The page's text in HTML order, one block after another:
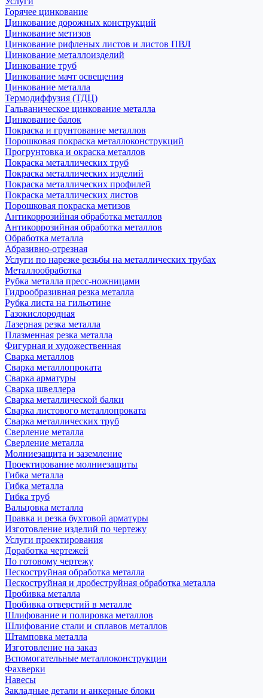
Горячее цинкование
Цинкование дорожных конструкций
Цинкование метизов
Цинкование рифленых листов и листов ПВЛ
Цинкование металлоизделий
Цинкование труб
Цинкование мачт освещения
Цинкование металла
Термодиффузия (ТДЦ)
Гальваническое цинкование металла
Цинкование балок
Покраска и грунтование металлов
Порошковая покраска металлоконструкций
Прогрунтовка и окраска металлов
Покраска металлических труб
Покраска металлических изделий
Покраска металлических профилей
Покраска металлических листов
Порошковая покраска метизов
Антикоррозийная обработка металлов
Антикоррозийная обработка металлов
Обработка металла
Абразивно-отрезная
Услуги по нарезке резьбы на металлических трубах
Металлообработка
Рубка металла пресс-ножницами
Гидрообразивная резка металла
Рубка листа на гильотине
Газокислородная
Лазерная резка металла
Плазменная резка металла
Фигурная и художественная
Сварка металлов
Сварка металлопроката
Сварка арматуры
Сварка швеллера
Сварка металлической балки
Сварка листового металлопроката
Сварка металлических труб
Сверление металла
Сверление металла
Молниезащита и заземление
Проектирование молниезащиты
Гибка металла
Гибка металла
Гибка труб
Вальцовка металла
Правка и резка бухтовой арматуры
Изготовление изделий по чертежу
Услуги проектирования
Доработка чертежей
По готовому чертежу
Пескоструйная обработка металла
Пескоструйная и дробеструйная обработка металла
Пробивка металла
Пробивка отверстий в металле
Шлифование и полировка металлов
Шлифование стали и сплавов металлов
Штамповка металла
Изготовление на заказ
Вспомогательные металлоконструкции
Фахверки
Навесы
Закладные детали и анкерные блоки